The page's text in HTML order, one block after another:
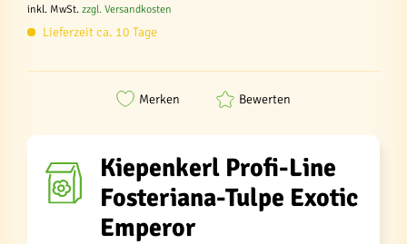
inkl. MwSt. zzgl. Versandkosten
Lieferzeit ca. 10 Tage
Merken Bewerten
Kiepenkerl Profi-Line
Fosteriana-Tulpe Exotic
Emperor